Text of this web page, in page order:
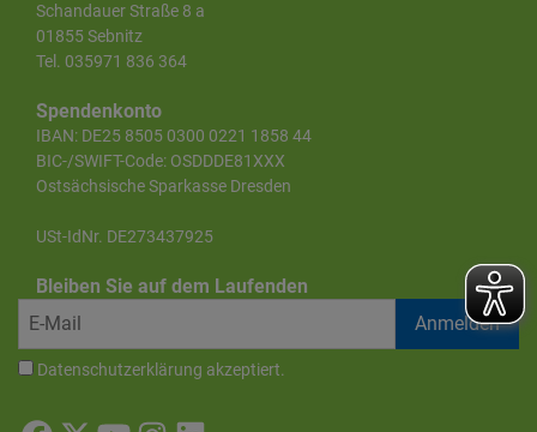
Schandauer Straße 8 a
01855 Sebnitz
Tel. 035971 836 364
Spendenkonto
IBAN: DE25 8505 0300 0221 1858 44
BIC-/SWIFT-Code: OSDDDE81XXX
Ostsächsische Sparkasse Dresden
USt-IdNr. DE273437925
Bleiben Sie auf dem Laufenden
Datenschutzerklärung akzeptiert.